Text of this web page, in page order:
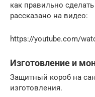
как правильно
рассказано на видео:
https://youtube.com/
Изготовление и
Защитный короб на
изготовления.